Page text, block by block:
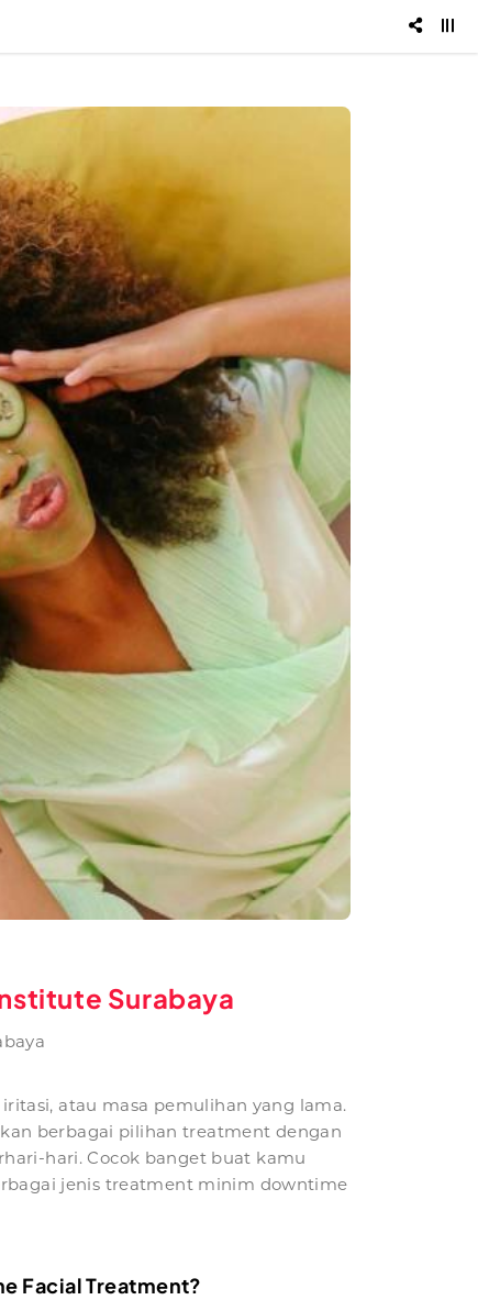
Surabaya
atau masa pemulihan yang lama.
berbagai pilihan treatment dengan
hari. Cocok banget buat kamu
jenis treatment minim downtime
Facial Treatment?